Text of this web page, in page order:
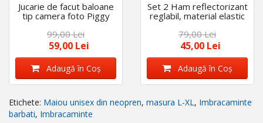
Jucarie de facut baloane
tip camera foto Piggy
99,00 Lei
59,00 Lei
Adaugă în Coş
Set 2 Ham reflectorizant
reglabil, material elastic
79,00 Lei
45,00 Lei
Adaugă în Coş
Etichete: Maiou unisex din neopren, masura L-XL, Imbracaminte
barbati, Imbracaminte